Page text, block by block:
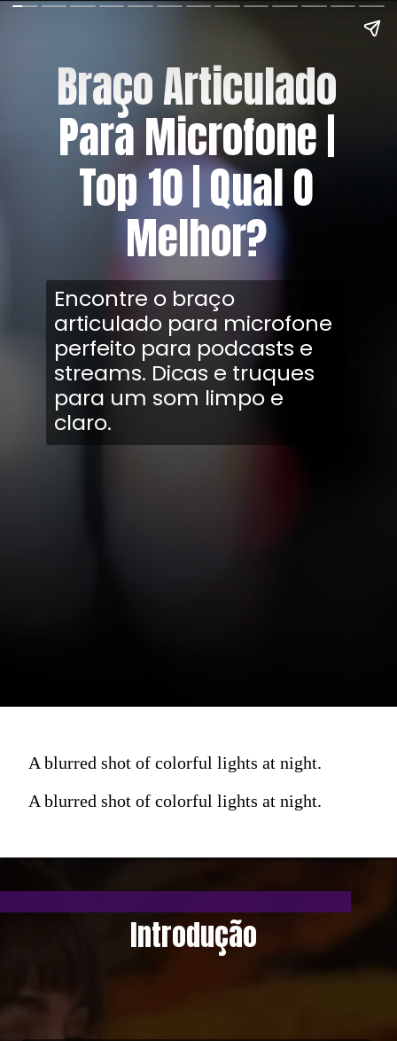
Braço Articulado
Para Microfone |
Top 10 | Qual O
Melhor?
Encontre o braço
articulado para microfone
perfeito para podcasts e
streams. Dicas e truques
para um som limpo e
claro.
A blurred shot of colorful lights at night.
A blurred shot of colorful lights at night.
Introdução